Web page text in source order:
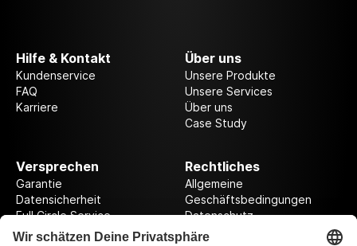
Hilfe & Kontakt
Kundenservice
FAQ
Karriere
Über uns
Unsere Produkte
Unsere Services
Über uns
Case Study
Versprechen
Garantie
Datensicherheit
Full Circle Service
Rechtliches
Allgemeine
Geschäftsbedingungen
Datenschutz
Datenschutzeinstellungen